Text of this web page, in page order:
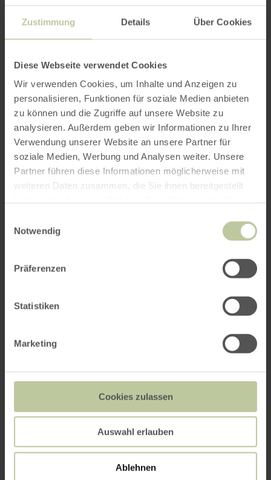
Zustimmung Details Über Cookies
Diese Webseite verwendet Cookies
Wir verwenden Cookies, um Inhalte und Anzeigen zu
personalisieren, Funktionen für soziale Medien anbieten
zu können und die Zugriffe auf unsere Website zu
analysieren. Außerdem geben wir Informationen zu Ihrer
Verwendung unserer Website an unsere Partner für
soziale Medien, Werbung und Analysen weiter. Unsere
Partner führen diese Informationen möglicherweise mit
weiteren Daten zusammen, die Sie ihnen bereitgestellt
Notwendig
Präferenzen
Statistiken
Marketing
Cookies zulassen
Auswahl erlauben
Ablehnen
Das könnte Sie auch
interessieren